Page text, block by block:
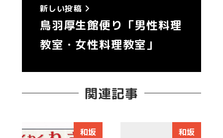
新しい投稿
鳥羽厚生館便り「男性料理
教室・女性料理教室」
関連記事
和坂 和坂